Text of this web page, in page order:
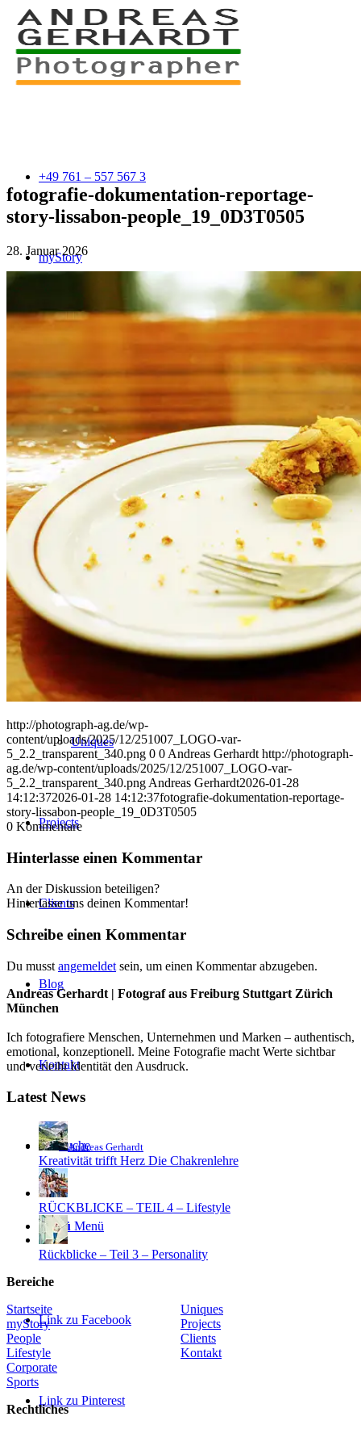
+49 761 – 557 567 3
myStory
People
Lifestyle
Uniques
Projects
Clients
Blog
Kontakt
Suche
Menü Menü
Link zu Facebook
Link zu Pinterest
fotografie-dokumentation-reportage-
story-lissabon-people_19_0D3T0505
28. Januar 2026
http://photograph-ag.de/wp-
content/uploads/2025/12/251007_LOGO-var-
5_2.2_transparent_340.png 0 0 Andreas Gerhardt http://photograph-
ag.de/wp-content/uploads/2025/12/251007_LOGO-var-
5_2.2_transparent_340.png Andreas Gerhardt2026-01-28
14:12:372026-01-28 14:12:37fotografie-dokumentation-reportage-
story-lissabon-people_19_0D3T0505
0 Kommentare
Hinterlasse einen Kommentar
An der Diskussion beteiligen?
Hinterlasse uns deinen Kommentar!
Schreibe einen Kommentar
Du musst angemeldet sein, um einen Kommentar abzugeben.
Andreas Gerhardt | Fotograf aus Freiburg Stuttgart Zürich
München
Ich fotografiere Menschen, Unternehmen und Marken – authentisch,
emotional, konzeptionell. Meine Fotografie macht Werte sichtbar
und verleiht Identität den Ausdruck.
Latest News
Andreas Gerhardt
Kreativität trifft Herz Die Chakrenlehre
RÜCKBLICKE – TEIL 4 – Lifestyle
Rückblicke – Teil 3 – Personality
Bereiche
Startseite
myStory
People
Lifestyle
Corporate
Sports
Uniques
Projects
Clients
Kontakt
Rechtliches